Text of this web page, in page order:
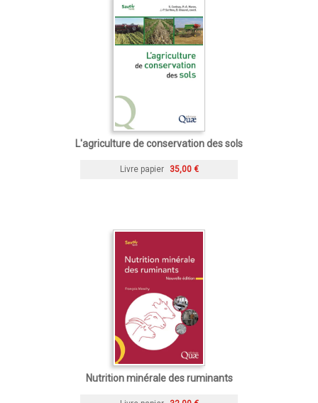
L'agriculture de conservation des sols
Livre papier 35,00 €
Nutrition minérale des ruminants